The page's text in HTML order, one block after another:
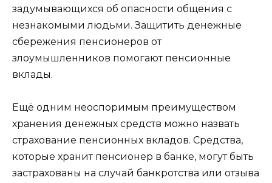
задумывающихся об опасности общения с
незнакомыми людьми. Защитить денежные
сбережения пенсионеров от
злоумышленников помогают пенсионные
вклады.
Ещё одним неоспоримым преимуществом
хранения денежных средств можно назвать
страхование пенсионных вкладов. Средства,
которые хранит пенсионер в банке, могут быть
застрахованы на случай банкротства или отзыва